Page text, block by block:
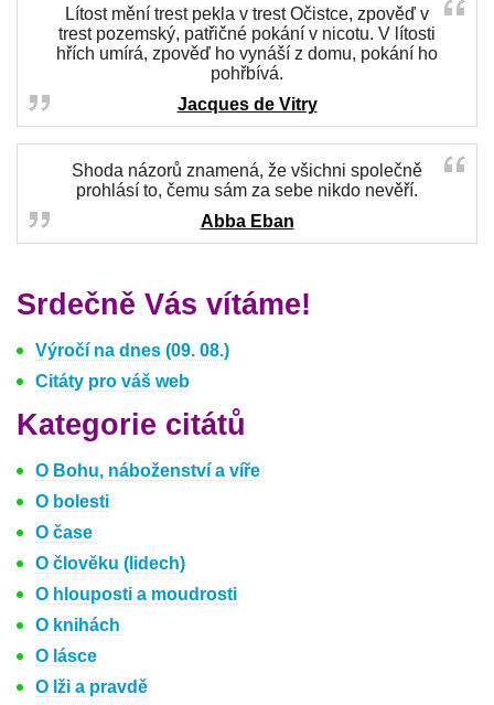
Lítost mění trest pekla v trest Očistce, zpověď v
trest pozemský, patřičné pokání v nicotu. V lítosti
hřích umírá, zpověď ho vynáší z domu, pokání ho
pohřbívá.
Jacques de Vitry
Shoda názorů znamená, že všichni společně
prohlásí to, čemu sám za sebe nikdo nevěří.
Abba Eban
Srdečně Vás vítáme!
Výročí na dnes (09. 08.)
Citáty pro váš web
Kategorie citátů
O Bohu, náboženství a víře
O bolesti
O čase
O člověku (lidech)
O hlouposti a moudrosti
O knihách
O lásce
O lži a pravdě